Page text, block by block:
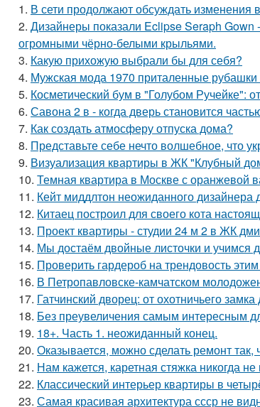
1. В сети продолжают обсуждать изменения
2. Дизайнеры показали Eclipse Seraph Gown
огромными чёрно-белыми крыльями.
3. Какую прихожую выбрали бы для себя?
4. Мужская мода 1970 приталенные
5. Косметический бум в "Голубом
6. Савона 2 в - когда дверь становится
7. Как создать атмосферу отпуска дома?
8. Представьте себе нечто волшебное, что
9. Визуализация квартиры в ЖК "Клубный
10. Темная квартира в Москве с оранжевой
11. Кейт миддлтон неожиданного
12. Китаец построил для своего кота
13. Проект квартиры - студии 24 м 2 в ЖК
14. Мы достаём двойные листочки и учимся
15. Проверить гардероб на трендовость
16. В Петропавловске-камчатском
17. Гатчинский дворец: от охотничьего
18. Без преувеличения самым интересным
19. 18+. Часть 1. неожиданный конец.
20. Оказывается, можно сделать ремонт
21. Нам кажется, каретная стяжка никогда
22. Классический интерьер квартиры в
23. Самая красивая архитектура ссср не